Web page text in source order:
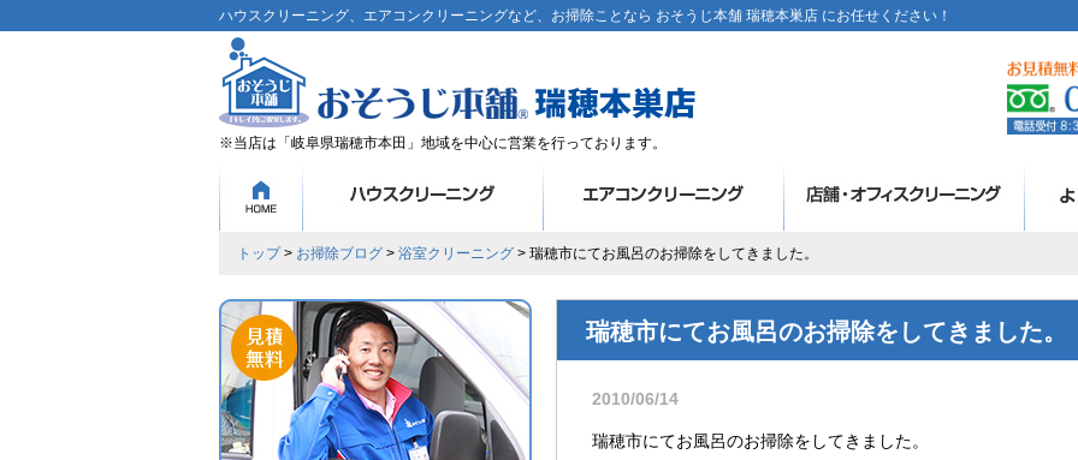
ハウスクリーニング、エアコンクリーニングなど、お掃除ことなら おそうじ本舗 瑞穂本巣店 にお任せください！
※当店は「岐阜県瑞穂市本田」地域を中心に営業を行っております。
トップ> お掃除ブログ > 浴室クリーニング > 瑞穂市にてお風呂のお掃除をしてきました。
瑞穂市にてお風呂のお掃除をしてきました。
2010/06/14
瑞穂市にてお風呂のお掃除をしてきました。